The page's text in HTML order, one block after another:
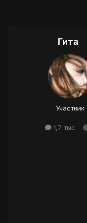
Гита
Участник
1,7 тыс